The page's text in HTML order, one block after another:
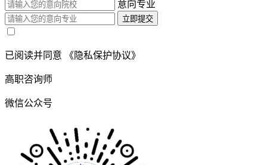
意向专业
立即提交
已阅读并同意 《隐私保护协议》
高职咨询师
微信公众号